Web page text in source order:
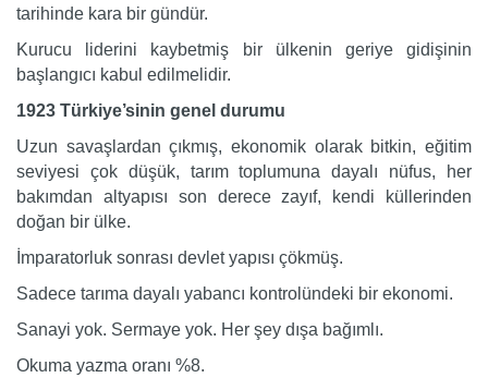
tarihinde kara bir gündür.
Kurucu liderini kaybetmiş bir ülkenin geriye gidişinin
başlangıcı kabul edilmelidir.
1923 Türkiye’sinin genel durumu
Uzun savaşlardan çıkmış, ekonomik olarak bitkin, eğitim
seviyesi çok düşük, tarım toplumuna dayalı nüfus, her
bakımdan altyapısı son derece zayıf, kendi küllerinden
doğan bir ülke.
İmparatorluk sonrası devlet yapısı çökmüş.
Sadece tarıma dayalı yabancı kontrolündeki bir ekonomi.
Sanayi yok. Sermaye yok. Her şey dışa bağımlı.
Okuma yazma oranı %8.